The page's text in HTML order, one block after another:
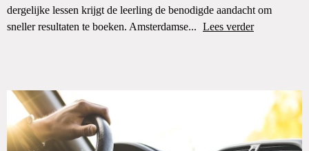
dergelijke lessen krijgt de leerling de benodigde aandacht om
sneller resultaten te boeken. Amsterdamse... Lees verder